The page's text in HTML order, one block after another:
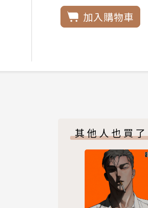
加入購物車
其他人也買了